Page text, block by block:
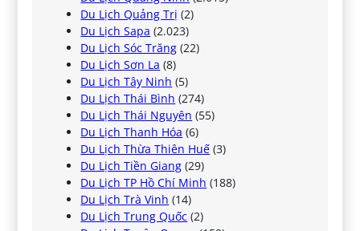
Du Lịch Quảng Trị (2)
Du Lịch Sapa (2.023)
Du Lịch Sóc Trăng (22)
Du Lịch Sơn La (8)
Du Lịch Tây Ninh (5)
Du Lịch Thái Bình (274)
Du Lịch Thái Nguyên (55)
Du Lịch Thanh Hóa (6)
Du Lịch Thừa Thiên Huế (3)
Du Lịch Tiền Giang (29)
Du Lịch TP Hồ Chí Minh (188)
Du Lịch Trà Vinh (14)
Du Lịch Trung Quốc (2)